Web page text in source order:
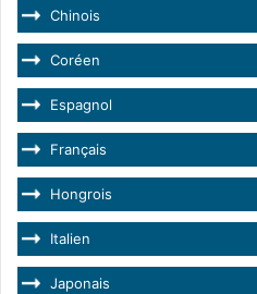
Chinois
Coréen
Espagnol
Français
Hongrois
Italien
Japonais